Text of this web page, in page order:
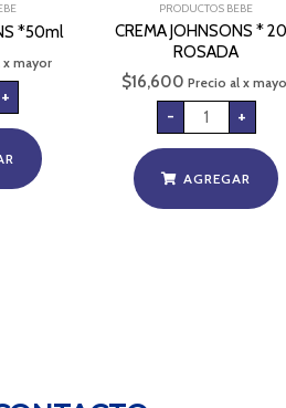
*50ml
x mayor
+
PRODUCTOS BEBE
CREMA JOHNSONS *
ROSADA
$16,600 Precio al x
- +
AGREGAR